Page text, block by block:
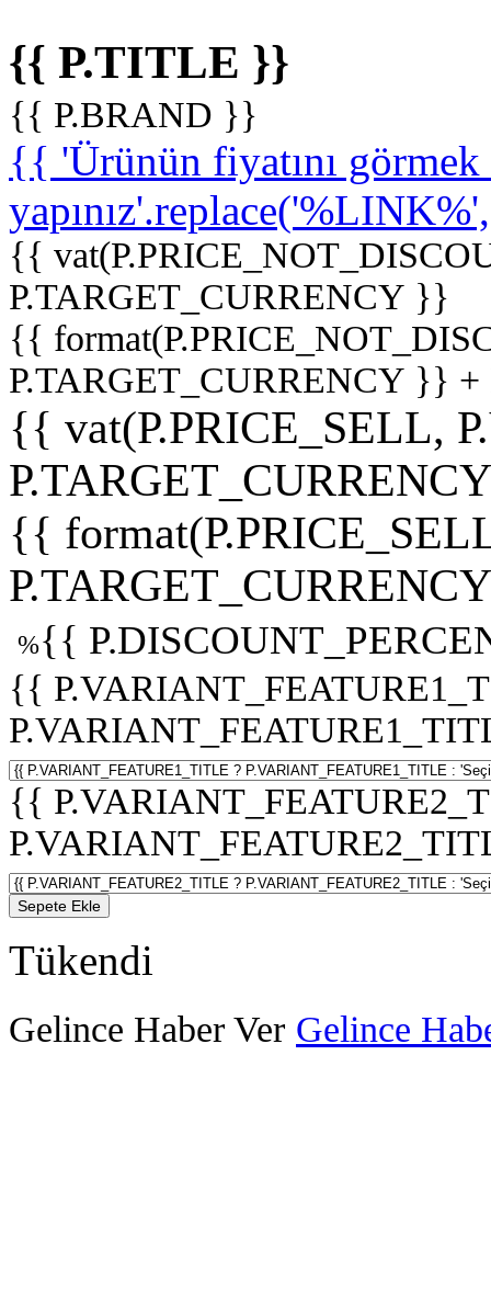
{{ P.TITLE }}
{{ P.BRAND }}
{{ 'Ürünün fiyatını
{{
P.TARGET_CURRENCY }}
{{
P.TARGET_CURRENCY }}
{{ vat(P.PRICE_SELL,
{{
%{{
{{
{{
Sepete Ekle
Tükendi
Gelince Haber Ver Gelince